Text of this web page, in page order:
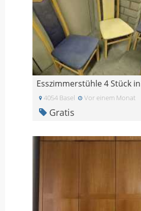
4054 Basel Vor einem Monat
Gratis